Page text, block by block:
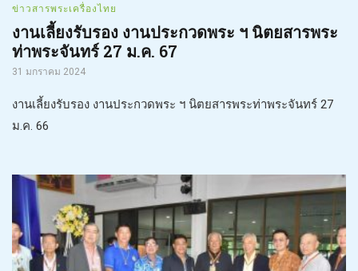
ข่าวสารพระเครื่องไทย
งานเลี้ยงรับรอง งานประกวดพระ ฯ นิตยสารพระ
ท่าพระจันทร์ 27 ม.ค. 67
31 มกราคม 2024
งานเลี้ยงรับรอง งานประกวดพระ ฯ นิตยสารพระท่าพระจันทร์ 27
ม.ค. 66